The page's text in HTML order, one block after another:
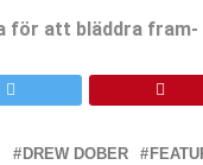
för att bläddra
DREW DOBER